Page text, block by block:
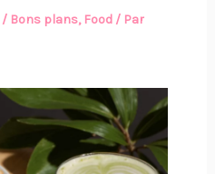
/ Bons plans, Food/ Par